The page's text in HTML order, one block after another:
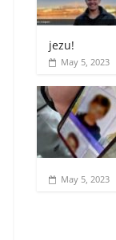
jezu!
May 5, 2023
May 5, 2023